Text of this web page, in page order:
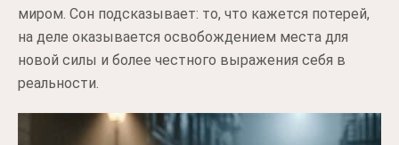
миром. Сон подсказывает: то, что кажется потерей,
на деле оказывается освобождением места для
новой силы и более честного выражения себя в
реальности.